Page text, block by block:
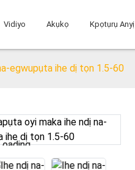
Vidiyo Akụkọ Kpọtụrụ Anyị
egwupụta ihe dị tọn 1.5-60